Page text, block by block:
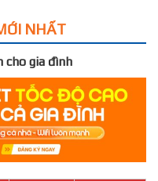
NHẤT
cho gia đình